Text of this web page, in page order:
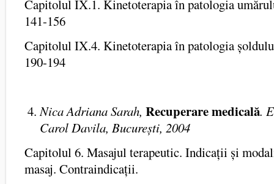
Capitolul IX.1. Kinetoterapia în patologia
141-156
Capitolul IX.4. Kinetoterapia în patologia
190-194
Nica Adriana Sarah, Recuperare medicală.
Carol Davila, București, 2004
Capitolul 6. Masajul terapeutic. Indicații și
masaj. Contraindicații.